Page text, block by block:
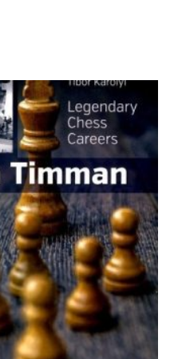
Adicionar
à lista de
desejos